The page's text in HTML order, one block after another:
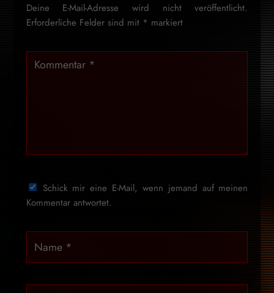
Deine E-Mail-Adresse wird nicht veröffentlicht.
Erforderliche Felder sind mit * markiert
Schick mir eine E-Mail, wenn jemand auf meinen
Kommentar antwortet.